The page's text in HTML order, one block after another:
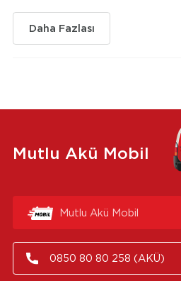
Daha Fazlası
Mutlu Akü Mobil
Mutlu Akü Mobil
0850 80 80 258 (AKÜ)